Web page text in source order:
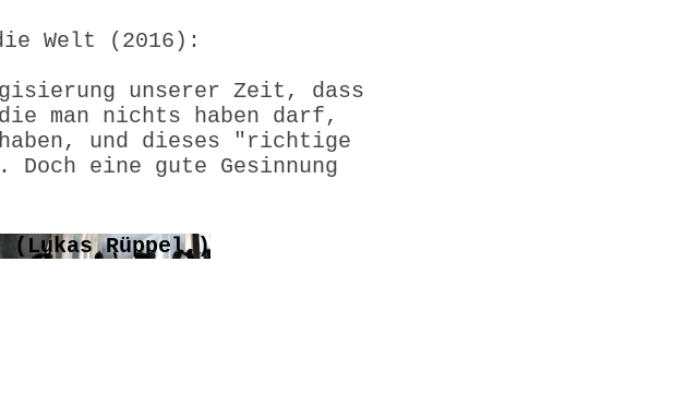
Welt (2016):
unserer Zeit, dass
man nichts haben darf,
und dieses "richtige
eine gute Gesinnung